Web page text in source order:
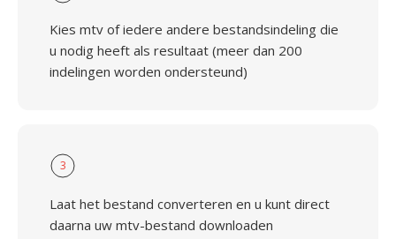
Kies mtv of iedere andere bestandsindeling die
u nodig heeft als resultaat (meer dan 200
indelingen worden ondersteund)
3
Laat het bestand converteren en u kunt direct
daarna uw mtv-bestand downloaden